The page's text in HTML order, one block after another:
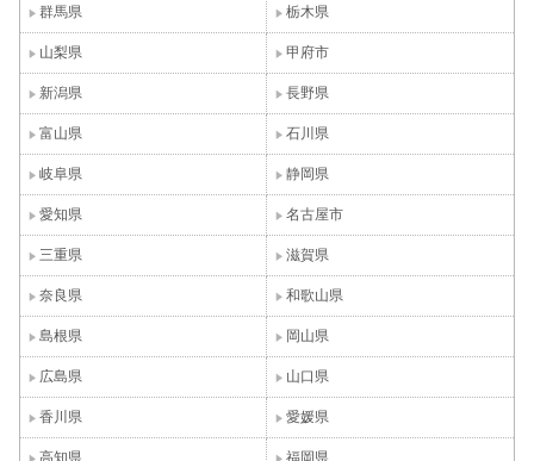
群馬県 栃木県
山梨県 甲府市
新潟県 長野県
富山県 石川県
岐阜県 静岡県
愛知県 名古屋市
三重県 滋賀県
奈良県 和歌山県
島根県 岡山県
広島県 山口県
香川県 愛媛県
高知県 福岡県